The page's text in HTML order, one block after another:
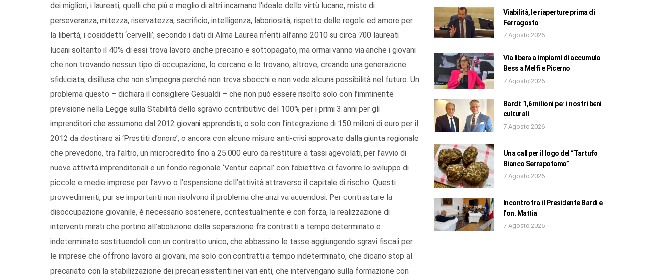
dei migliori, i laureati, quelli che più e meglio di altri incarnano l'ideale delle virtù lucane, misto di
perseveranza, mitezza, riservatezza, sacrificio, intelligenza, laboriosità, rispetto delle regole ed amore per
la libertà, i cosiddetti ‘cervelli’; secondo i dati di Alma Laurea riferiti all’anno 2010 su circa 700 laureati
lucani soltanto il 40% di essi trova lavoro anche precario e sottopagato, ma ormai vanno via anche i giovani
che non trovando nessun tipo di occupazione, lo cercano e lo trovano, altrove, creando una generazione
sfiduciata, disillusa che non s’impegna perché non trova sbocchi e non vede alcuna possibilità nel futuro. Un
problema questo – dichiara il consigliere Gesualdi – che non può essere risolto solo con l’imminente
previsione nella Legge sulla Stabilità dello sgravio contributivo del 100% per i primi 3 anni per gli
imprenditori che assumono dal 2012 giovani apprendisti, o solo con l’integrazione di 150 milioni di euro per il
2012 da destinare ai ‘Prestiti d’onore’, o ancora con alcune misure anti-crisi approvate dalla giunta regionale
che prevedono, tra l’altro, un microcredito fino a 25.000 euro da restituire a tassi agevolati, per l’avvio di
nuove attività imprenditoriali e un fondo regionale ‘Ventur capital’ con l’obiettivo di favorire lo sviluppo di
piccole e medie imprese per l’avvio o l’espansione dell’attività attraverso il capitale di rischio. Questi
provvedimenti, pur se importanti non risolvono il problema che anzi va acuendosi. Per contrastare la
disoccupazione giovanile, è necessario sostenere, contestualmente e con forza, la realizzazione di
interventi mirati che portino all’abolizione della separazione fra contratti a tempo determinato e
indeterminato sostituendoli con un contratto unico, che abbassino le tasse aggiungendo sgravi fiscali per
le imprese che offrono lavoro ai giovani, ma solo con contratti a tempo indeterminato, che dicano stop al
precariato con la stabilizzazione dei precari esistenti nei vari enti, che intervengano sulla formazione con
Viabilità, le riaperture prima di
Ferragosto
7 Agosto 2026
Via libera a impianti di accumulo
Bess a Melfi e Picerno
7 Agosto 2026
Bardi: 1,6 milioni per i nostri beni
culturali
7 Agosto 2026
Una call per il logo del “Tartufo
Bianco Serrapotamo”
7 Agosto 2026
Incontro tra il Presidente Bardi e
l’on. Mattia
7 Agosto 2026